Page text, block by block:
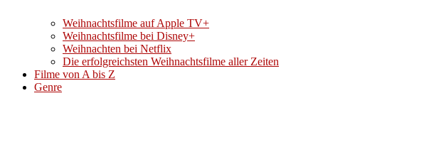
Weihnachtsfilme auf Apple TV+
Weihnachtsfilme bei Disney+
Weihnachten bei Netflix
Die erfolgreichsten Weihnachtsfilme aller Zeiten
Filme von A bis Z
Genre